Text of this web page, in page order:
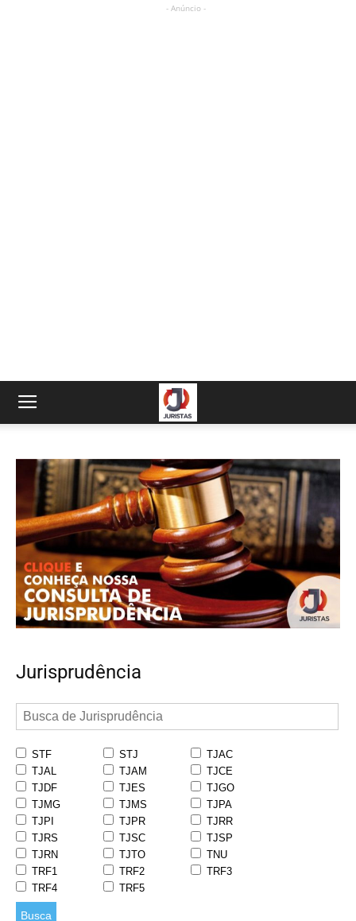
- Anúncio -
Jurisprudência
STF STJ
TJAC
TJAL
TJAM
TJCE
TJDF
TJES
TJGO
TJMG
TJMS
TJPA
TJPI
TJPR
TJRR
TJRS
TJSC
TJSP
TJRN
TJTO
TNU
TRF1
TRF2
TRF3
TRF4
TRF5
Busca